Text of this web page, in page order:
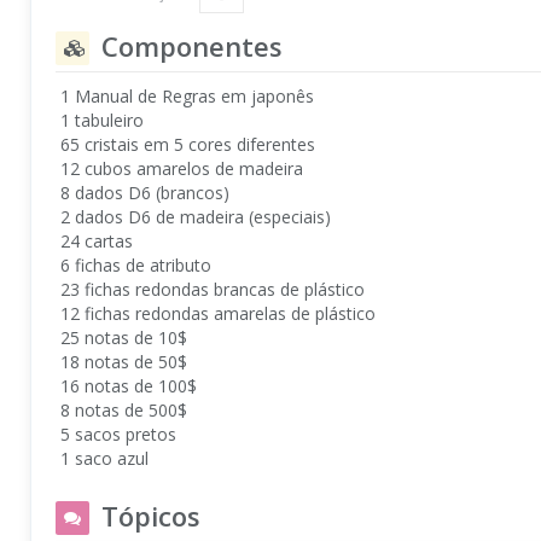
Componentes
1 Manual de Regras em japonês
1 tabuleiro
65 cristais em 5 cores diferentes
12 cubos amarelos de madeira
8 dados D6 (brancos)
2 dados D6 de madeira (especiais)
24 cartas
6 fichas de atributo
23 fichas redondas brancas de plástico
12 fichas redondas amarelas de plástico
25 notas de 10$
18 notas de 50$
16 notas de 100$
8 notas de 500$
5 sacos pretos
1 saco azul
Tópicos